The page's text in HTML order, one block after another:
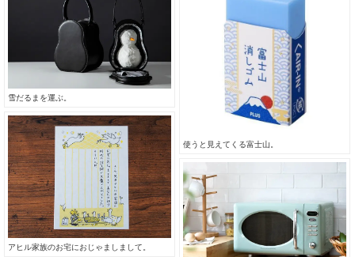
雪だるまを運ぶ。
使うと見えてくる富士山。
アヒル家族のお宅におじゃましまして。